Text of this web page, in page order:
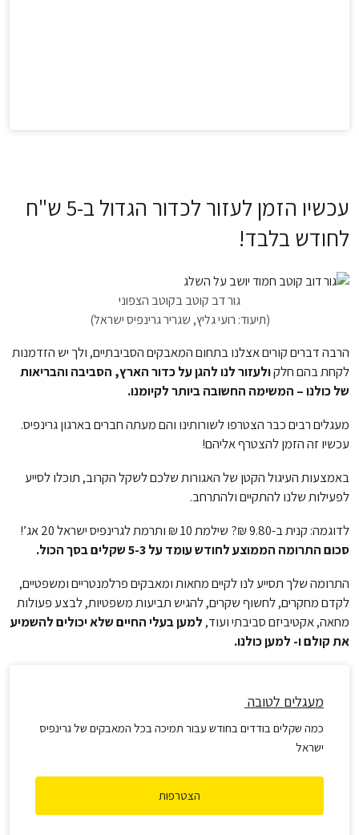
עכשיו הזמן לעזור לכדור הגדול ב-5 ש"ח
לחודש בלבד!
גור דב קוטב בקוטב הצפוני
(תיעוד: רועי גליץ, שגריר גרינפיס ישראל)
הרבה דברים קורים אצלנו בתחום המאבקים הסביבתיים, ולך יש הזדמנות
לקחת בהם חלקולעזור לנו להגן על כדור הארץ, הסביבה והבריאות
של כולנו – המשימה החשובה ביותר לקיומנו.
מעגלים רבים כבר הצטרפו לשורותינו והם מעתה חברים בארגון גרינפיס.
עכשיו זה הזמן להצטרף אליהם!
באמצעות העיגול הקטן של האגורות שלכם לשקל הקרוב, תוכלו לסייע
לפעילות שלנו להתקיים ולהתרחב.
לדוגמה: קנית ב-9.80 ₪? שילמת 10 ₪ ותרמת לגרינפיס ישראל 20 אג’!
סכום התרומה הממוצע לחודש עומד על 5-3 שקלים בסך הכול.
התרומה שלך תסייע לנו לקיים מחאות ומאבקים פרלמנטריים ומשפטיים,
לקדם מחקרים, לחשוף שקרים, להגיש תביעות משפטיות, לבצע פעולות
מחאה, אקטיביזם סביבתי ועוד, למען בעלי החיים שלא יכולים להשמיע
את קולם ו- למען כולנו.
מעגלים לטובה
כמה שקלים בודדים בחודש עבור תמיכה בכל המאבקים של גרינפיס
ישראל
הצטרפות